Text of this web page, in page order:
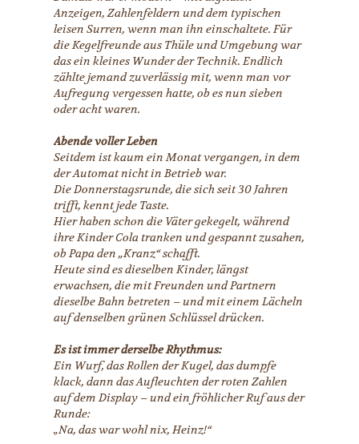
Anzeigen, Zahlenfeldern und dem typischen
leisen Surren, wenn man ihn einschaltete. Für
die Kegelfreunde aus Thüle und Umgebung war
das ein kleines Wunder der Technik. Endlich
zählte jemand zuverlässig mit, wenn man vor
Aufregung vergessen hatte, ob es nun sieben
oder acht waren.
Abende voller Leben
Seitdem ist kaum ein Monat vergangen, in dem
der Automat nicht in Betrieb war.
Die Donnerstagsrunde, die sich seit 30 Jahren
trifft, kennt jede Taste.
Hier haben schon die Väter gekegelt, während
ihre Kinder Cola tranken und gespannt zusahen,
ob Papa den „Kranz“ schafft.
Heute sind es dieselben Kinder, längst
erwachsen, die mit Freunden und Partnern
dieselbe Bahn betreten – und mit einem Lächeln
auf denselben grünen Schlüssel drücken.
Es ist immer derselbe Rhythmus:
Ein Wurf, das Rollen der Kugel, das dumpfe
klack, dann das Aufleuchten der roten Zahlen
auf dem Display – und ein fröhlicher Ruf aus der
Runde:
„Na, das war wohl nix, Heinz!“